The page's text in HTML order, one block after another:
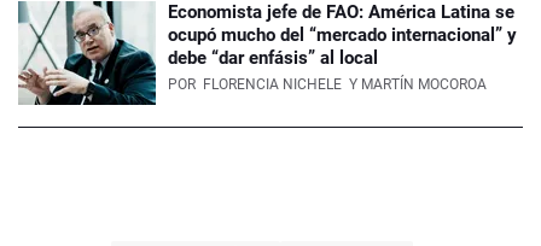
Economista jefe de FAO: América Latina se
ocupó mucho del “mercado internacional” y
debe “dar enfásis” al local
POR FLORENCIA NICHELE Y MARTÍN MOCOROA